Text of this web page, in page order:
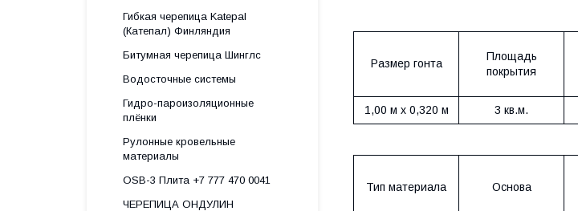
Размер гонта
Площадь
покрытия
1,00 м х 0,320 м 3 кв.м.
Тип материала Основа
Гибкая черепица Katepal
(Катепал) Финляндия
Битумная черепица Шинглс
Водосточные системы
Гидро-пароизоляционные
плёнки
Рулонные кровельные
материалы
OSB-3 Плита +7 777 470 0041
ЧЕРЕПИЦА ОНДУЛИН